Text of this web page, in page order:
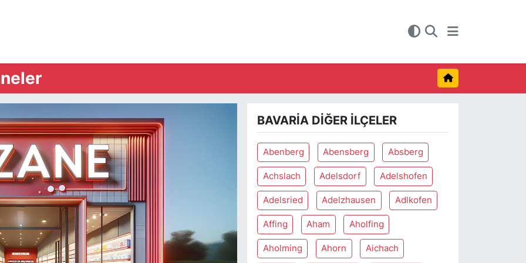
BAVARIA DIĞER İLÇELER
Abenberg Abensberg Absberg
Achslach Adelsdorf Adelshofen
Adelsried Adelzhausen Adlkofen
Affing Aham Aholfing
Aholming Ahorn Aichach